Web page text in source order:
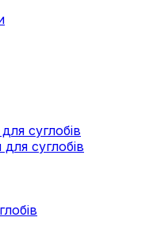
суглобів
суглобів